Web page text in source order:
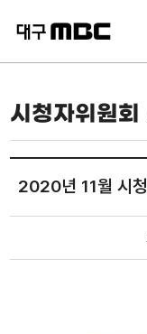
시청자위원회
2020년 11월 시